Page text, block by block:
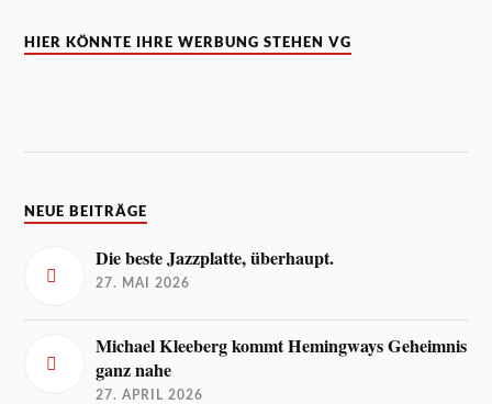
HIER KÖNNTE IHRE WERBUNG STEHEN VG
NEUE BEITRÄGE
Die beste Jazzplatte, überhaupt.
27. MAI 2026
Michael Kleeberg kommt Hemingways Geheimnis
ganz nahe
27. APRIL 2026